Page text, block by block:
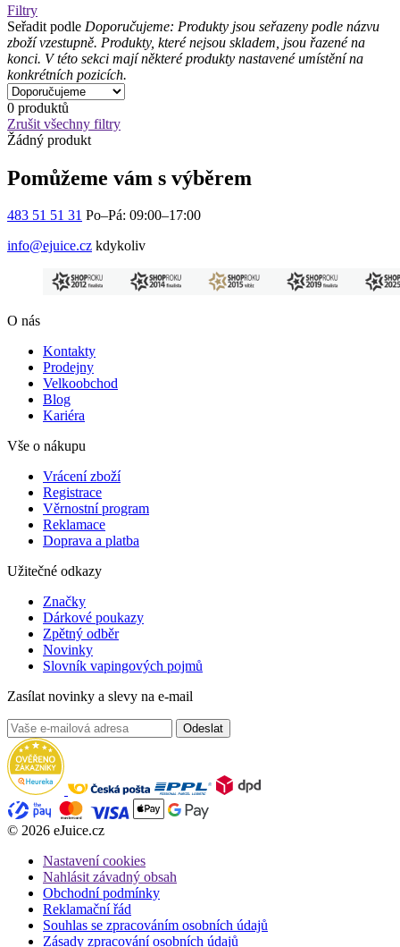
Filtry
Seřadit podle Doporučujeme: Produkty jsou seřazeny podle názvu
zboží vzestupně. Produkty, které nejsou skladem, jsou řazené na
konci. V této sekci mají některé produkty nastavené umístění na
konkrétních pozicích.
0 produktů
Zrušit všechny filtry
Žádný produkt
Pomůžeme vám s výběrem
483 51 51 31 Po–Pá: 09:00–17:00
info@ejuice.cz kdykoliv
O nás
Kontakty
Prodejny
Velkoobchod
Blog
Kariéra
Vše o nákupu
Vrácení zboží
Registrace
Věrnostní program
Reklamace
Doprava a platba
Užitečné odkazy
Značky
Dárkové poukazy
Zpětný odběr
Novinky
Slovník vapingových pojmů
Zasílat novinky a slevy na e-mail
Odeslat
© 2026 eJuice.cz
Nastavení cookies
Nahlásit závadný obsah
Obchodní podmínky
Reklamační řád
Souhlas se zpracováním osobních údajů
Zásady zpracování osobních údajů